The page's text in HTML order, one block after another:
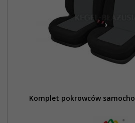
Komplet pokrowców